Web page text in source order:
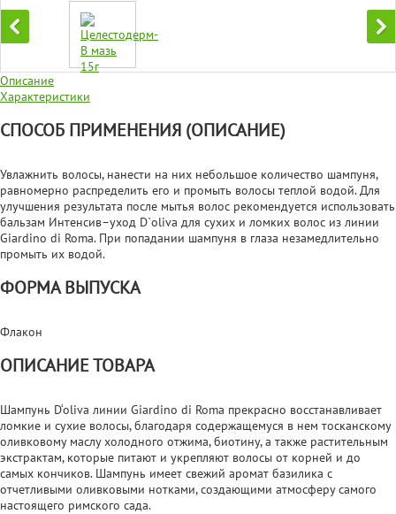
Описание
Характеристики
СПОСОБ ПРИМЕНЕНИЯ (ОПИСАНИЕ)
Увлажнить волосы, нанести на них небольшое количество шампуня,
равномерно распределить его и промыть волосы теплой водой. Для
улучшения результата после мытья волос рекомендуется использовать
бальзам Интенсив–уход D`oliva для сухих и ломких волос из линии
Giardino di Roma. При попадании шампуня в глаза незамедлительно
промыть их водой.
ФОРМА ВЫПУСКА
Флакон
ОПИСАНИЕ ТОВАРА
Шампунь D‘oliva линии Giardino di Roma прекрасно восстанавливает
ломкие и сухие волосы, благодаря содержащемуся в нем тосканскому
оливковому маслу холодного отжима, биотину, а также растительным
экстрактам, которые питают и укрепляют волосы от корней и до
самых кончиков. Шампунь имеет свежий аромат базилика с
отчетливыми оливковыми нотками, создающими атмосферу самого
настоящего римского сада.